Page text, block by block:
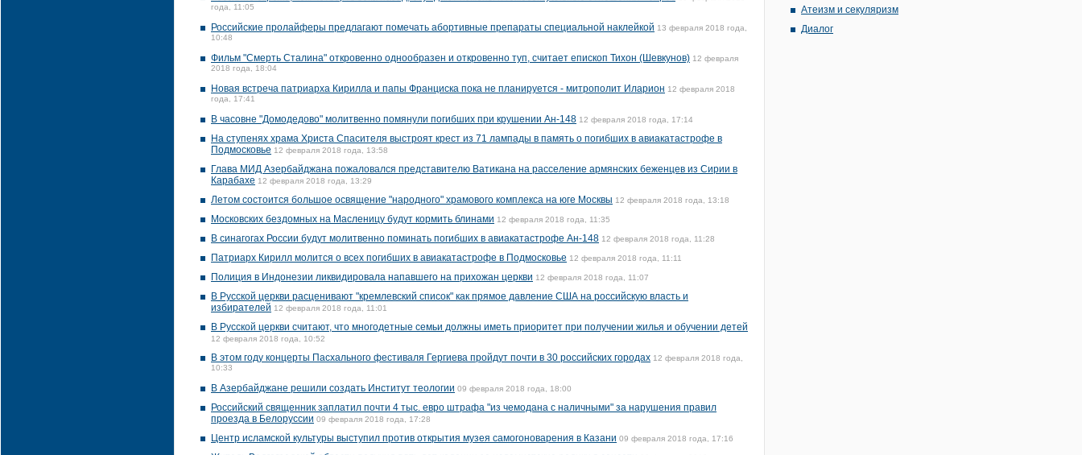
года, 11:05
Российские пролайферы предлагают помечать абортивные препараты специальной наклейкой 13 февраля 2018 года,
10:48
Фильм "Смерть Сталина" откровенно однообразен и откровенно туп, считает епископ Тихон (Шевкунов) 12 февраля
2018 года, 18:04
Новая встреча патриарха Кирилла и папы Франциска пока не планируется - митрополит Иларион 12 февраля 2018
года, 17:41
В часовне "Домодедово" молитвенно помянули погибших при крушении Ан-148 12 февраля 2018 года, 17:14
На ступенях храма Христа Спасителя выстроят крест из 71 лампады в память о погибших в авиакатастрофе в
Подмосковье 12 февраля 2018 года, 13:58
Глава МИД Азербайджана пожаловался представителю Ватикана на расселение армянских беженцев из Сирии в
Карабахе 12 февраля 2018 года, 13:29
Летом состоится большое освящение "народного" храмового комплекса на юге Москвы 12 февраля 2018 года, 13:18
Московских бездомных на Масленицу будут кормить блинами 12 февраля 2018 года, 11:35
В синагогах России будут молитвенно поминать погибших в авиакатастрофе Ан-148 12 февраля 2018 года, 11:28
Патриарх Кирилл молится о всех погибших в авиакатастрофе в Подмосковье 12 февраля 2018 года, 11:11
Полиция в Индонезии ликвидировала напавшего на прихожан церкви 12 февраля 2018 года, 11:07
В Русской церкви расценивают "кремлевский список" как прямое давление США на российскую власть и
избирателей 12 февраля 2018 года, 11:01
В Русской церкви считают, что многодетные семьи должны иметь приоритет при получении жилья и обучении детей
12 февраля 2018 года, 10:52
В этом году концерты Пасхального фестиваля Гергиева пройдут почти в 30 российских городах 12 февраля 2018 года,
10:33
В Азербайджане решили создать Институт теологии 09 февраля 2018 года, 18:00
Российский священник заплатил почти 4 тыс. евро штрафа "из чемодана с наличными" за нарушения правил
проезда в Белоруссии 09 февраля 2018 года, 17:28
Центр исламской культуры выступил против открытия музея самогоноварения в Казани 09 февраля 2018 года, 17:16
Атеизм и секуляризм
Диалог